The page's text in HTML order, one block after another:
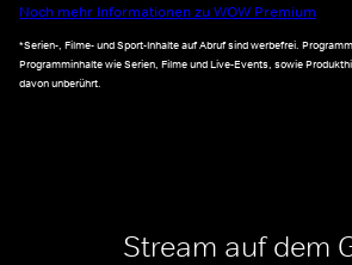
Noch mehr Informationen zu WOW Premium
*Serien-, Filme- und Sport-Inhalte auf Abruf sind werbefrei.
Programminhalte wie Serien, Filme und Live-Events, sowie
davon unberührt.
Stream auf dem